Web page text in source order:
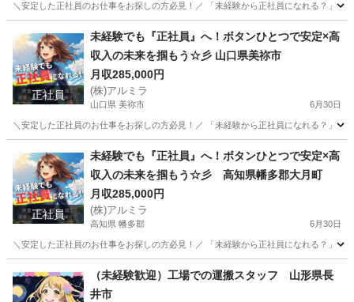
＼安定した正社員のお仕事をお探しの方必見！／ 「未経験から正社員になれる？」
工場 未経験
正社員
未経験でも『正社員』へ！ボタンひとつで安定×高
収入の未来を掴もう☆彡 山口県美祢市
月収285,000円
(株)アルミラ
山口県 美祢市 6月30日
＼安定した正社員のお仕事をお探しの方必見！／ 「未経験から正社員になれる？」
工場 未経験
正社員
未経験でも『正社員』へ！ボタンひとつで安定×高
収入の未来を掴もう☆彡 高知県幡多郡大月町
月収285,000円
(株)アルミラ
高知県 幡多郡 6月30日
＼安定した正社員のお仕事をお探しの方必見！／ 「未経験から正社員になれる？」
工場 未経験
（未経験歓迎）工場での運搬スタッフ 山形県長
井市